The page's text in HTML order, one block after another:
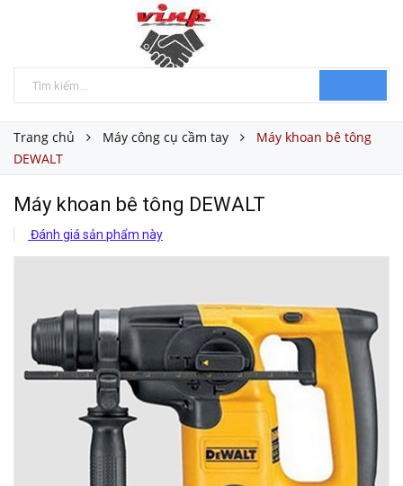
Trang chủ Máy công cụ cầm tay
Máy khoan bê tông
DEWALT
Máy khoan bê tông DEWALT
Đánh giá sản phẩm này